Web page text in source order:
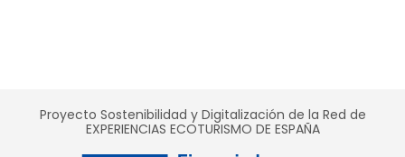
Proyecto Sostenibilidad y Digitalización de la Red de
EXPERIENCIAS ECOTURISMO DE ESPAÑA